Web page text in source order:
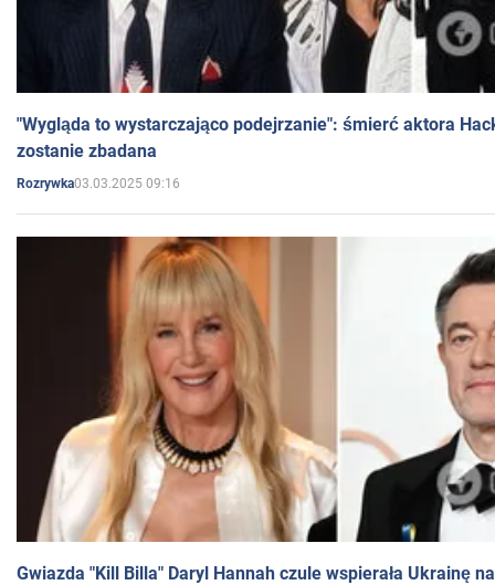
"Wygląda to wystarczająco podejrzanie": śmierć aktora
zostanie zbadana
Rozrywka03.03.2025 09:16
Gwiazda "Kill Billa" Daryl Hannah czule wspierała Ukrainę